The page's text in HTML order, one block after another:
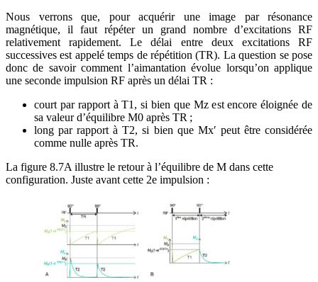
Nous verrons que, pour acquérir une image par résonance
magnétique, il faut répéter un grand nombre d’excitations RF
relativement rapidement. Le délai entre deux excitations RF
successives est appelé temps de répétition (TR). La question se pose
donc de savoir comment l’aimantation évolue lorsqu’on applique
une seconde impulsion RF après un délai TR :
court par rapport à T1, si bien que Mz est encore éloignée de
sa valeur d’équilibre M0 après TR ;
long par rapport à T2, si bien que Mx′ peut être considérée
comme nulle après TR.
La figure 8.7A illustre le retour à l’équilibre de M dans cette
configuration. Juste avant cette 2e impulsion :